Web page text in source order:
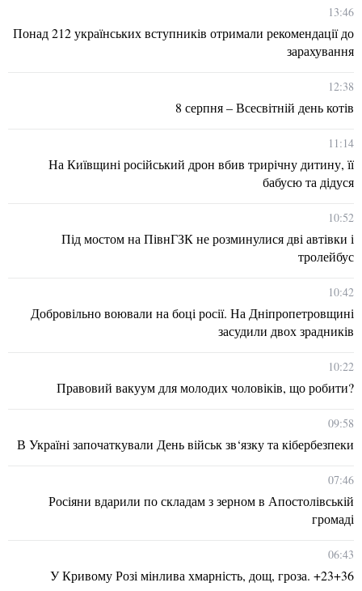
13:46
Понад 212 українських вступників отримали рекомендації до
зарахування
12:38
8 серпня – Всесвітній день котів
11:14
На Київщині російський дрон вбив трирічну дитину, її
бабусю та дідуся
10:52
Під мостом на ПівнГЗК не розминулися дві автівки і
тролейбус
10:42
Добровільно воювали на боці росії. На Дніпропетровщині
засудили двох зрадників
10:22
Правовий вакуум для молодих чоловіків, що робити?
09:58
В Україні започаткували День військ зв‘язку та кібербезпеки
07:46
Росіяни вдарили по складам з зерном в Апостолівській
громаді
06:43
У Кривому Розі мінлива хмарність, дощ, гроза. +23+36